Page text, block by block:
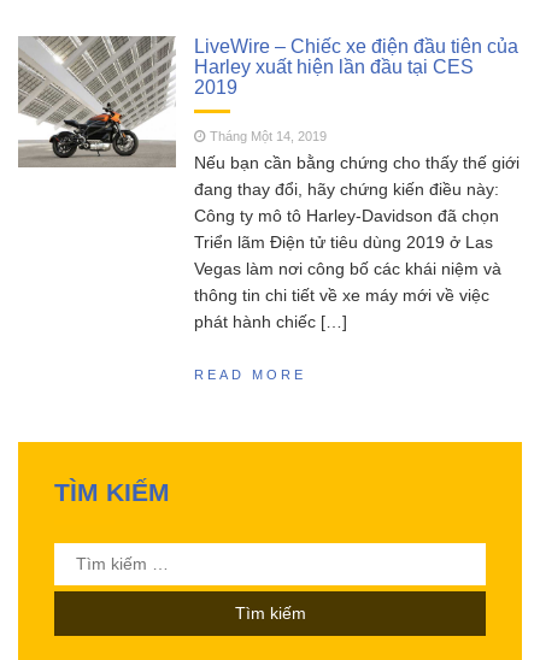
LiveWire – Chiếc xe điện đầu tiên của
Harley xuất hiện lần đầu tại CES
2019
Tháng Một 14, 2019
Nếu bạn cần bằng chứng cho thấy thế giới
đang thay đổi, hãy chứng kiến ​​điều này:
Công ty mô tô Harley-Davidson đã chọn
Triển lãm Điện tử tiêu dùng 2019 ở Las
Vegas làm nơi công bố các khái niệm và
thông tin chi tiết về xe máy mới về việc
phát hành chiếc […]
READ MORE
TÌM KIẾM
Tìm
kiếm